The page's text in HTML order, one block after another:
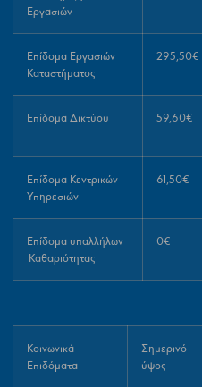
Εργασιών
Επίδομα Εργασιών
Καταστήματος
295,50€
Επίδομα Δικτύου 59,60€
Επίδομα Κεντρικών
Υπηρεσιών
61,50€
Επίδομα υπαλλήλων
Καθαριότητας
0€
Κοινωνικά
Επιδόματα
Σημερινό
ύψος